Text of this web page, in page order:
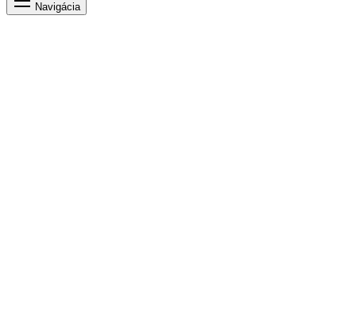
Navigácia